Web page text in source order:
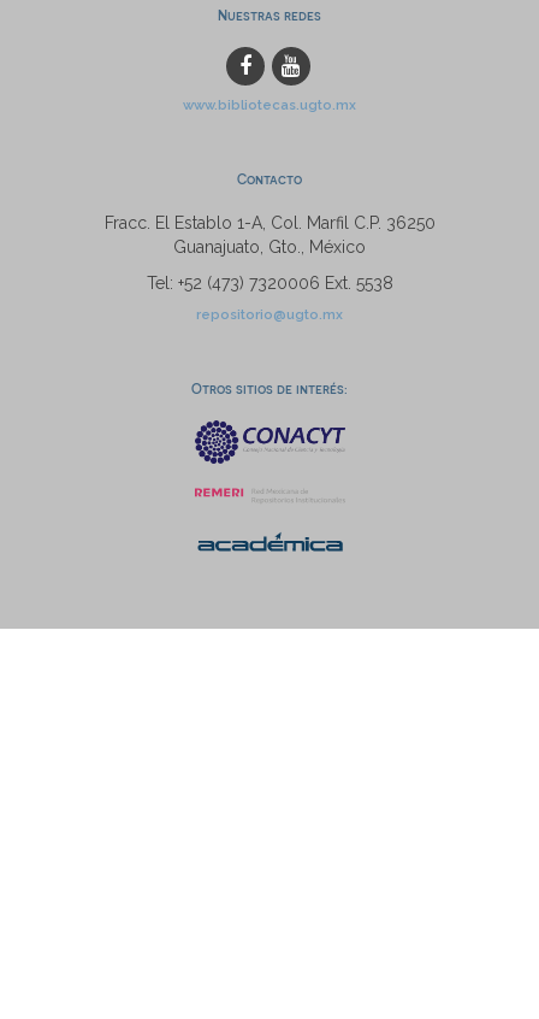
Nuestras redes
www.bibliotecas.ugto.mx
Contacto
Fracc. El Establo 1-A, Col. Marfil C.P. 36250
Guanajuato, Gto., México
Tel: +52 (473) 7320006 Ext. 5538
repositorio@ugto.mx
Otros sitios de interés: